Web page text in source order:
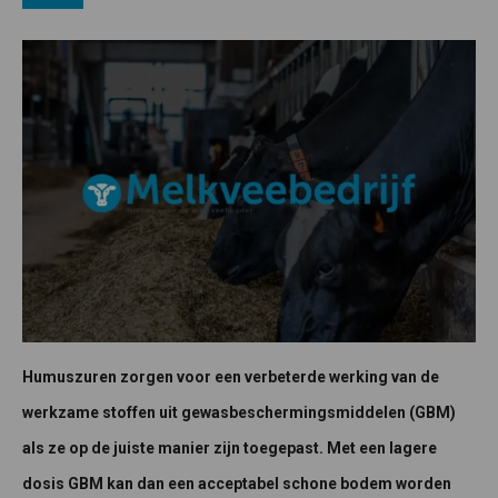
Humuszuren zorgen voor een verbeterde werking van de
werkzame stoffen uit gewasbeschermingsmiddelen (GBM)
als ze op de juiste manier zijn toegepast. Met een lagere
dosis GBM kan dan een acceptabel schone bodem worden